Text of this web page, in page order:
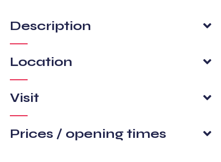
Description
Location
Visit
Prices / opening times